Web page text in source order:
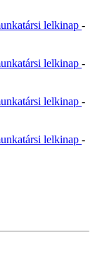
lelkinap -
lelkinap -
lelkinap -
lelkinap -